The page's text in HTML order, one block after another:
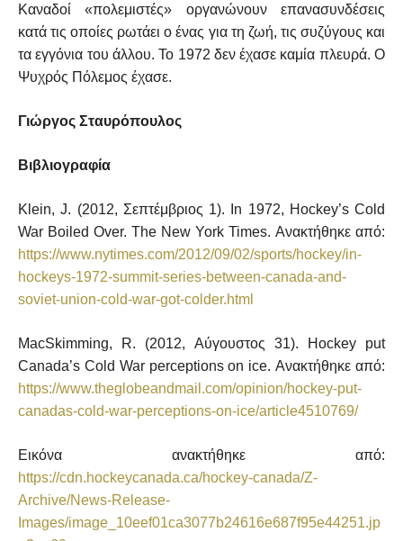
Καναδοί «πολεμιστές» οργανώνουν επανασυνδέσεις
κατά τις οποίες ρωτάει ο ένας για τη ζωή, τις συζύγους και
τα εγγόνια του άλλου. Το 1972 δεν έχασε καμία πλευρά. Ο
Ψυχρός Πόλεμος έχασε.
Γιώργος Σταυρόπουλος
Βιβλιογραφία
Klein, J. (2012, Σεπτέμβριος 1). In 1972, Hockey’s Cold
War Boiled Over. The New York Times. Ανακτήθηκε από:
https://www.nytimes.com/2012/09/02/sports/hockey/in-
hockeys-1972-summit-series-between-canada-and-
soviet-union-cold-war-got-colder.html
MacSkimming, R. (2012, Αύγουστος 31). Hockey put
Canada’s Cold War perceptions on ice. Ανακτήθηκε από:
https://www.theglobeandmail.com/opinion/hockey-put-
canadas-cold-war-perceptions-on-ice/article4510769/
Εικόνα ανακτήθηκε από:
https://cdn.hockeycanada.ca/hockey-canada/Z-
Archive/News-Release-
Images/image_10eef01ca3077b24616e687f95e44251.jp